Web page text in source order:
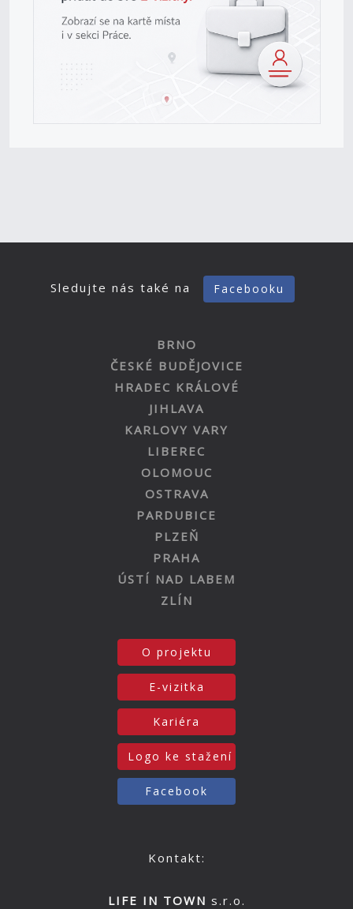
Sledujte nás také na Facebooku
BRNO
ČESKÉ BUDĚJOVICE
HRADEC KRÁLOVÉ
JIHLAVA
KARLOVY VARY
LIBEREC
OLOMOUC
OSTRAVA
PARDUBICE
PLZEŇ
PRAHA
ÚSTÍ NAD LABEM
ZLÍN
O projektu
E-vizitka
Kariéra
Logo ke stažení
Facebook
Kontakt:
LIFE IN TOWN s.r.o.